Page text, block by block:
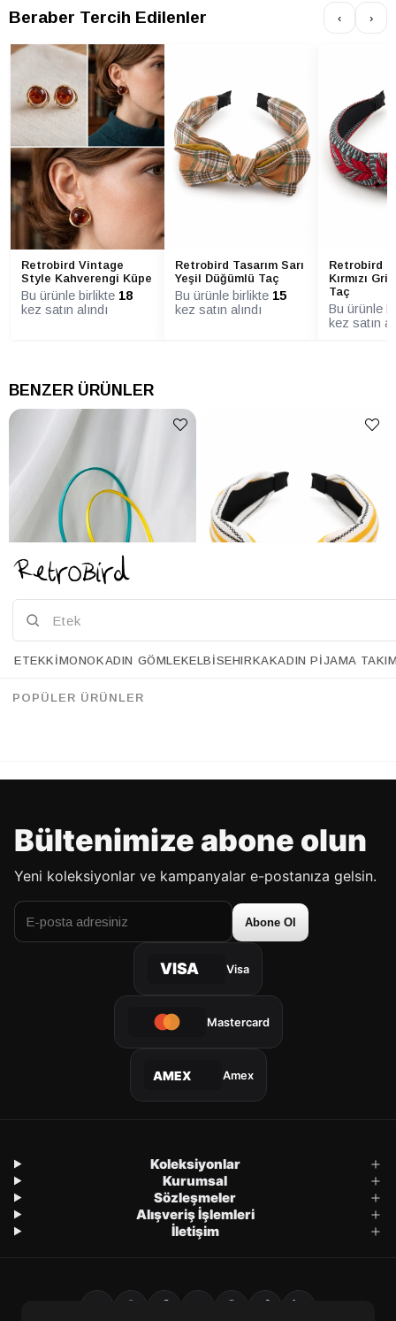
Beraber Tercih Edilenler ‹ ›
Retrobird Vintage
Style Kahverengi Küpe
Bu ürünle birlikte 18
kez satın alındı
Retrobird Tasarım Sarı
Yeşil Düğümlü Taç
Bu ürünle birlikte 15
kez satın alındı
Retrobird
Kırmızı Gri
Taç
Bu ürünle
kez satın
BENZER ÜRÜNLER
27.90 USD
34.90 USD
Bültenimize abone olun
Yeni koleksiyonlar ve kampanyalar e-postanıza gelsin.
Abone Ol
VISA Visa
Mastercard
AMEX Amex
Koleksiyonlar
Kurumsal
Sözleşmeler
Alışveriş İşlemleri
İletişim
ETEKKIMONOKADIN GÖMLEKELBISEHIRKAKADIN PIJAMA
POPÜLER ÜRÜNLER